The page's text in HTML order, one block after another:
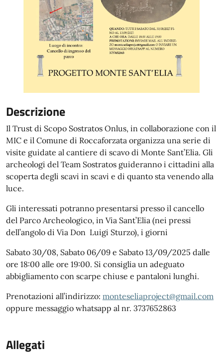
Descrizione
Il Trust di Scopo Sostratos Onlus, in collaborazione con il
MIC e il Comune di Roccaforzata organizza una serie di
visite guidate al cantiere di scavo di Monte Sant’Elia. Gli
archeologi del Team Sostratos guideranno i cittadini alla
scoperta degli scavi in scavi e di quanto sta venendo alla
luce.
Gli interessati potranno presentarsi presso il cancello
del Parco Archeologico, in Via Sant’Elia (nei pressi
dell’angolo di Via Don Luigi Sturzo), i giorni
Sabato 30/08, Sabato 06/09 e Sabato 13/09/2025 dalle
ore 18:00 alle ore 19:00. Si consiglia un adeguato
abbigliamento con scarpe chiuse e pantaloni lunghi.
Prenotazioni all’indirizzo: monteseliaproject@gmail.com
oppure messaggio whatsapp al nr. 3737652863
Allegati